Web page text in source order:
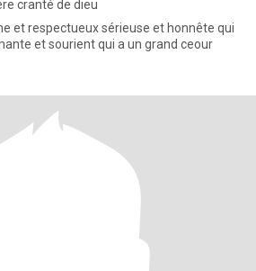
cranté de dieu
et respectueux sérieuse et honnête qui
et sourient qui a un grand ceour